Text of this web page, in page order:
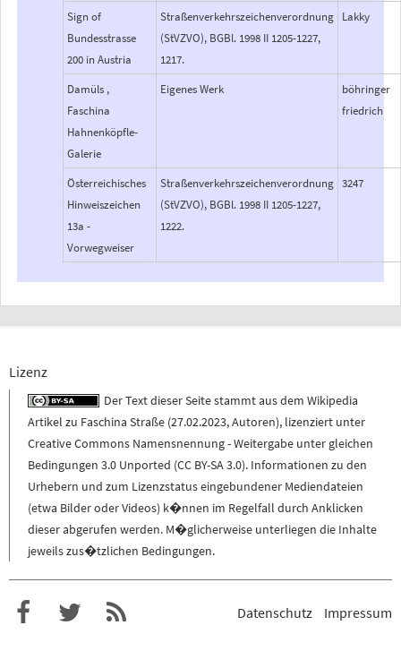
Sign of
Bundesstrasse
200 in Austria
Straßenverkehrszeichenverordnung
(StVZVO), BGBl. 1998 II 1205-1227,
1217.
Lakky
Damüls ,
Faschina
Hahnenköpfle-
Galerie
Eigenes Werk
böhringer
friedrich
Österreichisches
Hinweiszeichen
13a -
Vorwegweiser
Straßenverkehrszeichenverordnung
(StVZVO), BGBl. 1998 II 1205-1227,
1222.
3247
Lizenz
Der Text dieser Seite stammt aus dem Wikipedia
Artikel zu Faschina Straße (27.02.2023,Autoren), lizenziert unter
Creative Commons Namensnennung - Weitergabe unter gleichen
Bedingungen 3.0 Unported (CC BY-SA 3.0). Informationen zu den
Urhebern und zum Lizenzstatus eingebundener Mediendateien
(etwa Bilder oder Videos) k�nnen im Regelfall durch Anklicken
dieser abgerufen werden. M�glicherweise unterliegen die Inhalte
jeweils zus�tzlichen Bedingungen.
Datenschutz Impressum